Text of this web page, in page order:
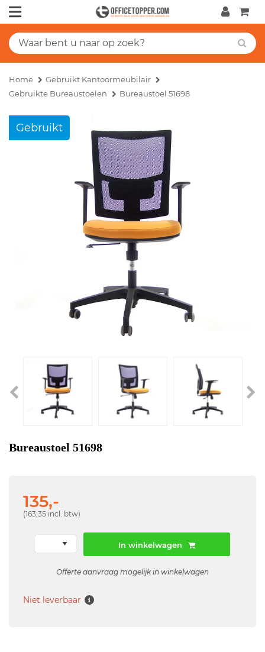
Home
Gebruikt Kantoormeubilair
Gebruikte Bureaustoelen
Bureaustoel 51698
Gebruikt
Bureaustoel 51698
135,-
(163,35 incl. btw)
In winkelwagen
Offerte aanvraag mogelijk in winkelwagen
Niet leverbaar